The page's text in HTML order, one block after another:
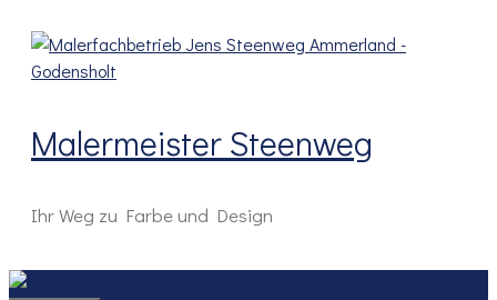
Inhalt
springen
Malermeister Steenweg
Ihr Weg zu Farbe und Design